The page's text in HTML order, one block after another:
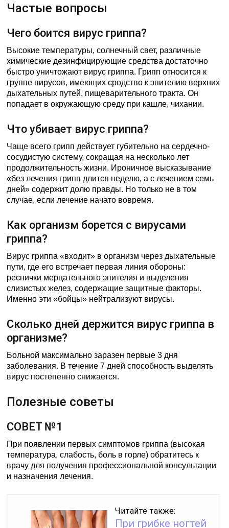
Частые вопросы
Чего боится вирус гриппа?
Высокие температуры, солнечный свет, различные
химические дезинфицирующие средства достаточно
быстро уничтожают вирус гриппа. Грипп относится к
группе вирусов, имеющих сродство к эпителию верхних
дыхательных путей, пищеварительного тракта. Он
попадает в окружающую среду при кашле, чихании.
Что убивает вирус гриппа?
Чаще всего грипп действует губительно на сердечно-
сосудистую систему, сокращая на несколько лет
продолжительность жизни. Ироничное высказывание
«без лечения грипп длится неделю, а с лечением семь
дней» содержит долю правды. Но только не в том
случае, если лечение начато вовремя.
Как организм борется с вирусами
гриппа?
Вирус гриппа «входит» в организм через дыхательные
пути, где его встречает первая линия обороны:
реснички мерцательного эпителия и выделения
слизистых желез, содержащие защитные факторы.
Именно эти «бойцы» нейтрализуют вирусы.
Сколько дней держится вирус гриппа в
организме?
Больной максимально заразен первые 3 дня
заболевания. В течение 7 дней способность выделять
вирус постепенно снижается.
Полезные советы
СОВЕТ №1
При появлении первых симптомов гриппа (высокая
температура, слабость, боль в горле) обратитесь к
врачу для получения профессиональной консультации
и назначения лечения.
Читайте также:
При грибке ногтей